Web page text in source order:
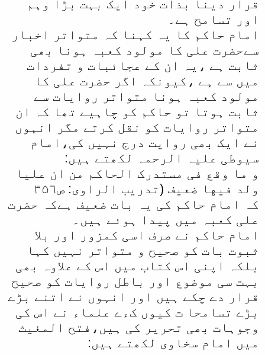
قرار دینا بذات خود ایک بہت بڑا وہم
اور تسامح ہے۔
امام حاکم کا یہ کہنا کہ متواتر اخبار
سےحضرت علی کا مولود کعبہ ہونا بھی
ثابت ہے ،یہ ان کے عجائبات و تفردات
میں سے ہے ،کیونکہ اگر حضرت علی کا
مولود کعبہ ہونا متواتر روایات سے
ثابت ہوتا تو حاکم کو چاہیے تھا کہ ان
متواتر روایات کو نقل کرتے مگر انہوں
نے ایک بھی روایت درج نہیں کی،امام
سیوطی علیہ الرحمہ لکھتے ہیں:
و ما وقع فی مستدرک الحاکم من ان علیا
ولد فيها ضعیف (تدریب الراوی: ص۳۵٦
کہ امام حاکم کی یہ بات ضعیف ہےكہ حضرت
علی کعبہ میں پیدا ہوئے ہیں۔
امام حاکم نے صرف اسی کمزور اور بلا
ثبوت بات کو صحیح و متواتر نہیں کہا
بلکہ اپنی اس کتاب ميں اس کے علاوہ بھی
بہت سی موضوع اور باطل روایات کو صحیح
قرار دے چکے ہیں اور انہوں نے اتنے بڑے
بڑے تسامحا ت کیوں کءے علماء نے اس کی
وجوہات بھی تحریر کی ہیں،فتح المغیث
میں امام سخاوی لکھتے ہیں: